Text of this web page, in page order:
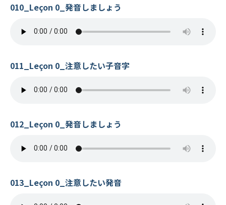
010_Leçon 0_発音しましょう
011_Leçon 0_注意したい子音字
012_Leçon 0_発音しましょう
013_Leçon 0_注意したい発音